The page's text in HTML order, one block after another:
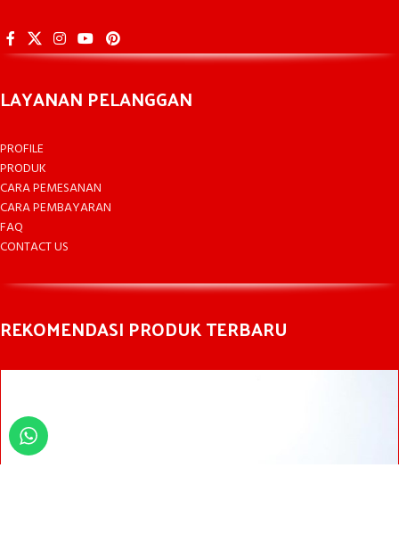
LAYANAN PELANGGAN
PROFILE
PRODUK
CARA PEMESANAN
CARA PEMBAYARAN
FAQ
CONTACT US
REKOMENDASI PRODUK TERBARU